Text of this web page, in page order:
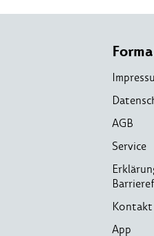
AGB
Service
Kontakt
App